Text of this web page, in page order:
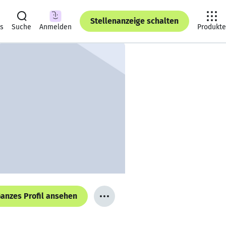
Suche Anmelden
Stellenanzeige schalten
Produkte
Profil ansehen